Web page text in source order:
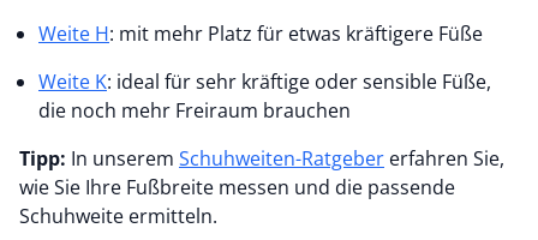
Weite H: mit mehr Platz für etwas kräftigere Füße
Weite K: ideal für sehr kräftige oder sensible Füße,
die noch mehr Freiraum brauchen
Tipp: In unserem Schuhweiten-Ratgeber erfahren Sie,
wie Sie Ihre Fußbreite messen und die passende
Schuhweite ermitteln.